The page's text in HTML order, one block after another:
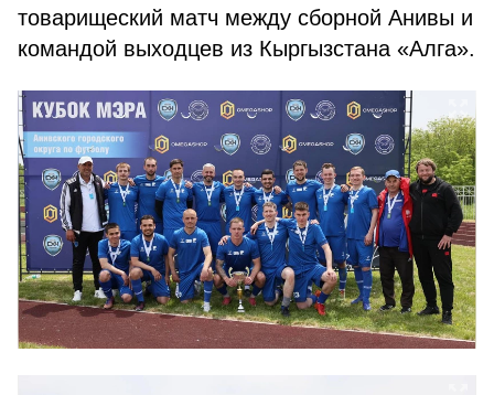
товарищеский матч между сборной Анивы и
командой выходцев из Кыргызстана «Алга».